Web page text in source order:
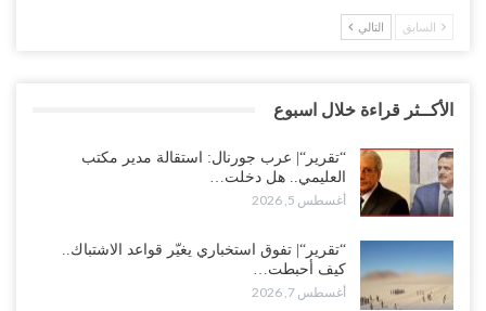
السابق التالي
الأكــثر قراءة خلال اسبوع
“تقرير“| عرب جورنال: استقالة مدير مكتب
العليمي.. هل دخلت…
أغسطس 5, 2026
“تقرير“| تفوق استخباري يغيّر قواعد الاشتباك..
كيف أحبطت…
أغسطس 7, 2026